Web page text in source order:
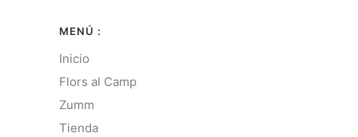
MENÚ :
Inicio
Flors al Camp
Zumm
Tienda